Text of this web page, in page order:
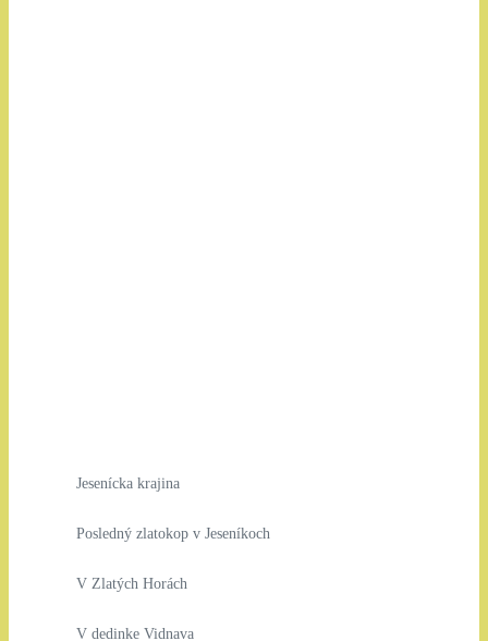
Jesenícka krajina
Posledný zlatokop v Jeseníkoch
V Zlatých Horách
V dedinke Vidnava